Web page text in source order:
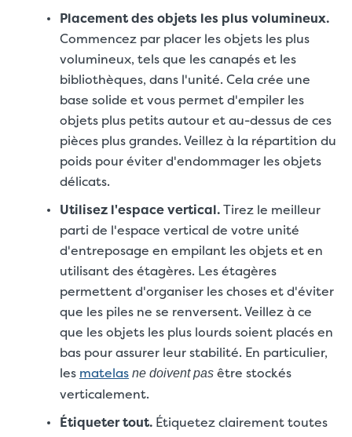
Placement des objets les plus volumineux.
Commencez par placer les objets les plus
volumineux, tels que les canapés et les
bibliothèques, dans l'unité. Cela crée une
base solide et vous permet d'empiler les
objets plus petits autour et au-dessus de ces
pièces plus grandes. Veillez à la répartition du
poids pour éviter d'endommager les objets
délicats.
Utilisez l'espace vertical.Tirez le meilleur
parti de l'espace vertical de votre unité
d'entreposage en empilant les objets et en
utilisant des étagères. Les étagères
permettent d'organiser les choses et d'éviter
que les piles ne se renversent. Veillez à ce
que les objets les plus lourds soient placés en
bas pour assurer leur stabilité. En particulier,
les matelas ne doivent pas être stockés
verticalement.
Étiqueter tout. Étiquetez clairement toutes